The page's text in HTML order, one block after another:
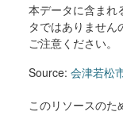
本データに含まれ
タではありません
ご注意ください。
Source: 会津若松
このリソースのた